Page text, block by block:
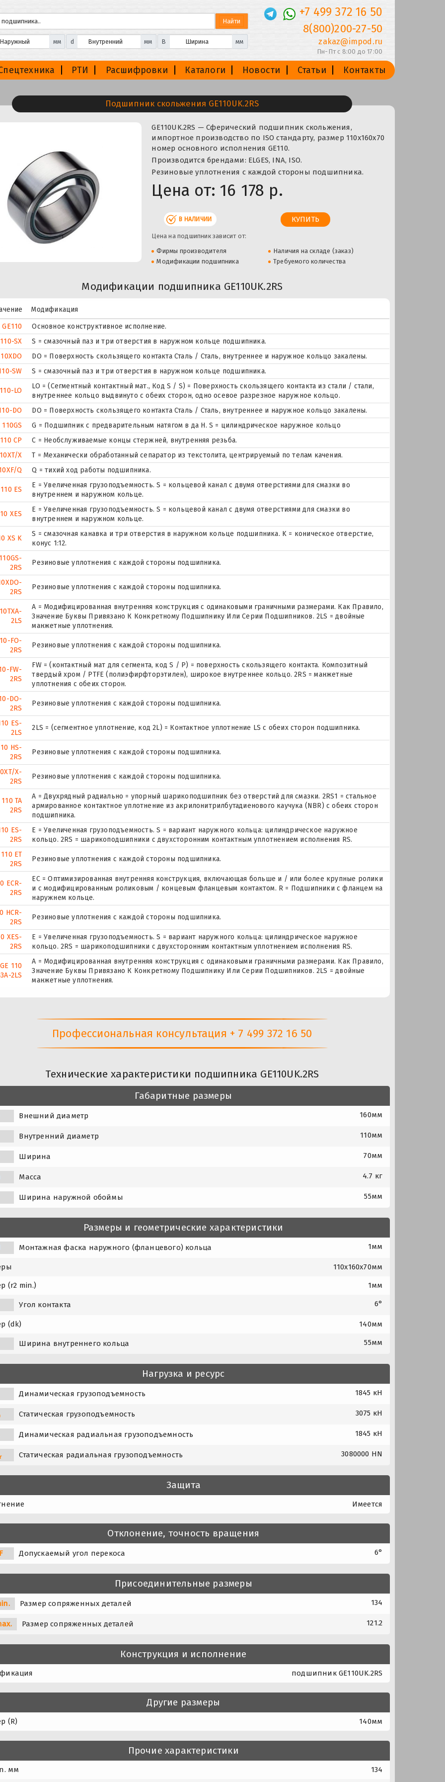
мм d мм B мм
+7 499 372 16 50
8(800)200-27-50
zakaz@impod.ru
Пн-Пт с 8:00 до 17:00
РТИ Расшифровки Каталоги Новости Статьи Контакты
Подшипник скольжения GE110UK.2RS
GE110UK.2RS — Сферический подшипник скольжения,
импортное производство по ISO стандарту, размер 110x160x70
номер основного исполнения GE110.
Производится брендами: ELGES, INA, ISO.
Резиновые уплотнения с каждой стороны подшипника.
Цена от: 16 178 р.
В НАЛИЧИИ
Цена на подшипник зависит от:
Фирмы производителя
Наличия на складе (заказ)
Модификации подшипника
Требуемого количества
Модификации подшипника GE110UK.2RS
Модификация
GE110
Основное конструктивное исполнение.
SX
S = смазочный паз и три отверстия в наружном кольце подшипника.
DO = Поверхность скользящего контакта Сталь / Сталь, внутреннее и наружное кольцо закалены.
SW
S = смазочный паз и три отверстия в наружном кольце подшипника.
LO
LO = (Сегментный контактный мат., Код S / S) = Поверхность скользящего контакта из стали / стали,
внутреннее кольцо выдвинуто с обеих сторон, одно осевое разрезное наружное кольцо.
DO
DO = Поверхность скользящего контакта Сталь / Сталь, внутреннее и наружное кольцо закалены.
110GS
G = Подшипник с предварительным натягом в да Н. S = цилиндрическое наружное кольцо
CP
С = Необслуживаемые концы стержней, внутренняя резьба.
X
T = Механически обработанный сепаратор из текстолита, центрируемый по телам качения.
Q
Q = тихий ход работы подшипника.
ES
E = Увеличенная грузоподъемность. S = кольцевой канал с двумя отверстиями для смазки во
внутреннем и наружном кольце.
XES
E = Увеличенная грузоподъемность. S = кольцевой канал с двумя отверстиями для смазки во
внутреннем и наружном кольце.
XS K
S = смазочная канавка и три отверстия в наружном кольце подшипника. K = коническое отверстие,
конус 1:12.
2RS
Резиновые уплотнения с каждой стороны подшипника.
2RS
Резиновые уплотнения с каждой стороны подшипника.
2LS
A = Модифицированная внутренняя конструкция с одинаковыми граничными размерами. Как Правило,
Значение Буквы Привязано К Конкретному Подшипнику Или Серии Подшипников. 2LS = двойные
манжетные уплотнения.
FO-
2RS
Резиновые уплотнения с каждой стороны подшипника.
FW-
2RS
FW = (контактный мат для сегмента, код S / P) = поверхность скользящего контакта. Композитный
твердый хром / PTFE (полиэфирфторэтилен), широкое внутреннее кольцо. 2RS = манжетные
уплотнения с обеих сторон.
DO-
2RS
Резиновые уплотнения с каждой стороны подшипника.
ES-
2LS
2LS = (сегментное уплотнение, код 2L) = Контактное уплотнение LS с обеих сторон подшипника.
HS-
2RS
Резиновые уплотнения с каждой стороны подшипника.
X-
2RS
Резиновые уплотнения с каждой стороны подшипника.
110 TA
2RS
A = Двухрядный радиально = упорный шарикоподшипник без отверстий для смазки. 2RS1 = стальное
армированное контактное уплотнение из акрилонитрилбутадиенового каучука (NBR) с обеих сторон
подшипника.
ES-
2RS
E = Увеличенная грузоподъемность. S = вариант наружного кольца: цилиндрическое наружное
кольцо. 2RS = шарикоподшипники с двухсторонним контактным уплотнением исполнения RS.
ET
2RS
Резиновые уплотнения с каждой стороны подшипника.
ECR-
2RS
EC = Оптимизированная внутренняя конструкция, включающая больше и / или более крупные ролики
и с модифицированным роликовым / концевым фланцевым контактом. R = Подшипники с фланцем на
наружнем кольце.
HCR-
2RS
Резиновые уплотнения с каждой стороны подшипника.
XES-
2RS
E = Увеличенная грузоподъемность. S = вариант наружного кольца: цилиндрическое наружное
кольцо. 2RS = шарикоподшипники с двухсторонним контактным уплотнением исполнения RS.
GE 110
2LS
A = Модифицированная внутренняя конструкция с одинаковыми граничными размерами. Как Правило,
Значение Буквы Привязано К Конкретному Подшипнику Или Серии Подшипников. 2LS = двойные
манжетные уплотнения.
Профессиональная консультация + 7 499 372 16 50
Технические характеристики подшипника GE110UK.2RS
Габаритные размеры
Внешний диаметр 160мм
Внутренний диаметр 110мм
Ширина 70мм
Масса 4.7 кг
Ширина наружной обоймы 55мм
Размеры и геометрические характеристики
Монтажная фаска наружного (фланцевого) кольца 1мм
110x160x70мм
(r2 min.) 1мм
Угол контакта 6°
(dk) 140мм
Ширина внутреннего кольца 55мм
Нагрузка и ресурс
Динамическая грузоподъемность 1845 кН
Статическая грузоподъемность 3075 кН
Динамическая радиальная грузоподъемность 1845 кН
Статическая радиальная грузоподъемность 3080000 HN
Защита
Имеется
Отклонение, точность вращения
Допускаемый угол перекоса 6°
Присоединительные размеры
Размер сопряженных деталей 134
Размер сопряженных деталей 121.2
Конструкция и исполнение
подшипник GE110UK.2RS
Другие размеры
(R) 140мм
Прочие характеристики
мм 134